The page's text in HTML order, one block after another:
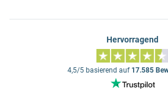
Hervorragend
4,5/5 basierend auf 17.585